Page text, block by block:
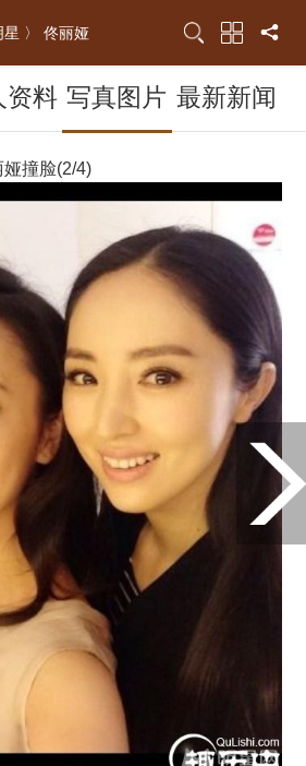
〉 佟丽娅
资料 写真图片 最新新闻
撞脸(2/4)